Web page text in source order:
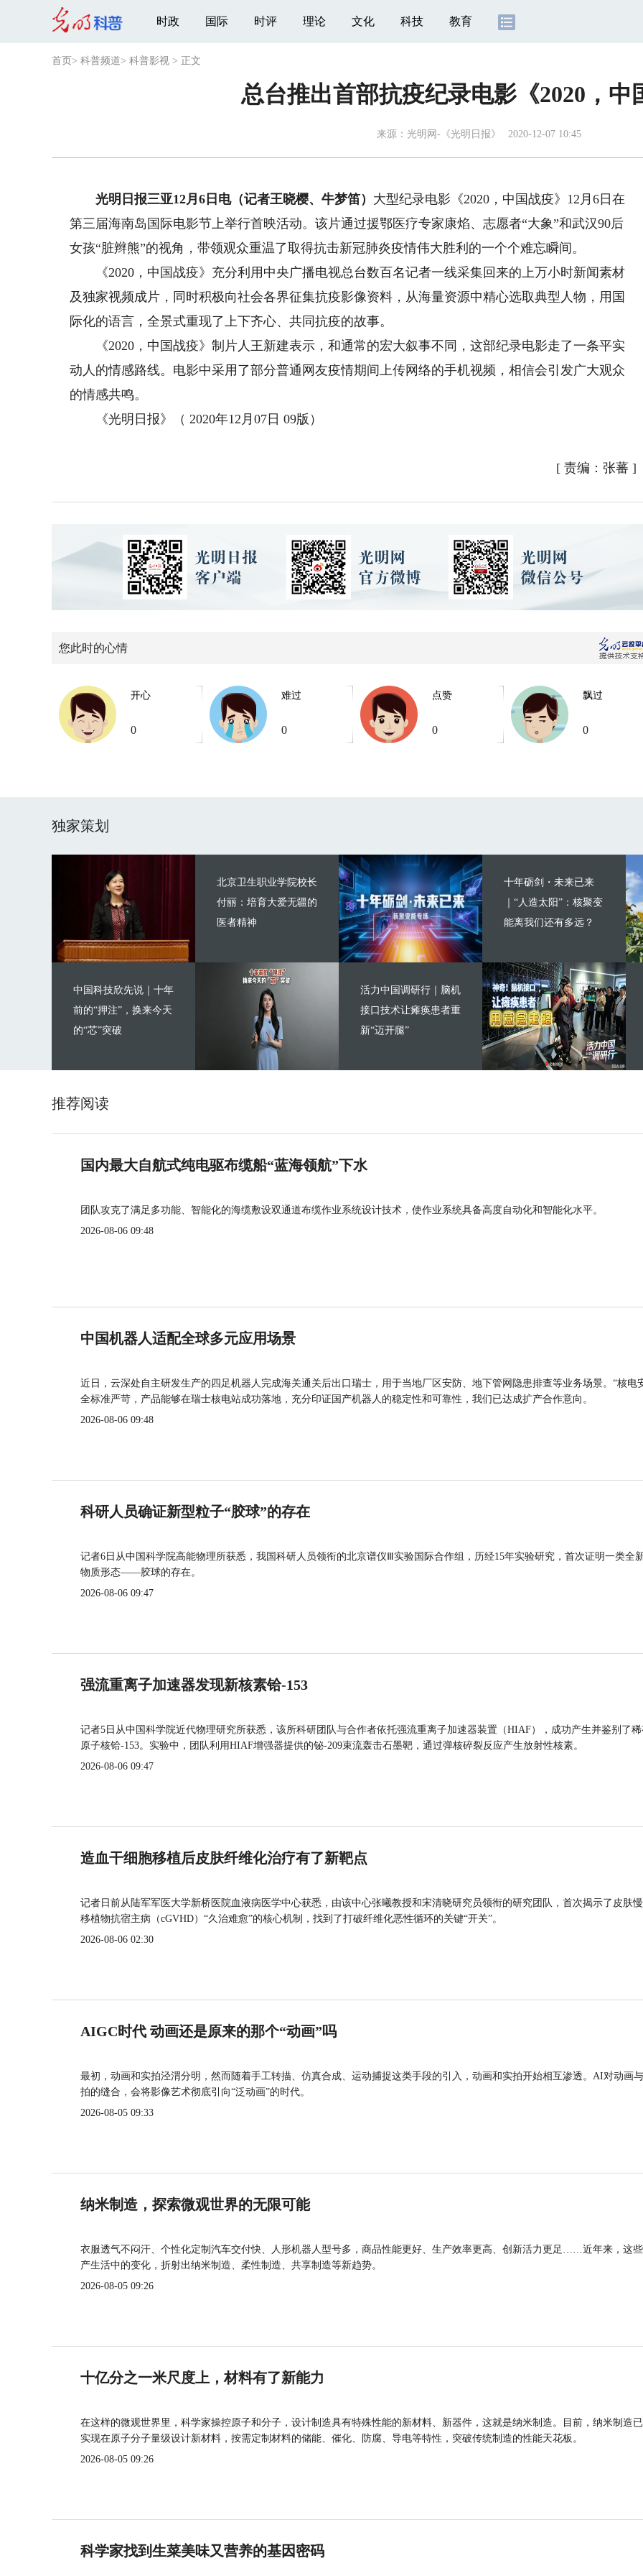
时政 国际 时评 理论 文化 科技 教育
首页 > 科普频道> 科普影视 > 正文
总台推出首部抗疫纪录电影《2020，中
来源： 光明网-《光明日报》 2020-12-07 10:45
光明日报三亚12月6日电（记者王晓樱、牛梦笛） 大型纪录电影《2020，中国战疫》12月6日在
第三届海南岛国际电影节上举行首映活动。该片通过援鄂医疗专家康焰、志愿者“大象”和武汉90后
女孩“脏辫熊”的视角，带领观众重温了取得抗击新冠肺炎疫情伟大胜利的一个个难忘瞬间。
《2020，中国战疫》充分利用中央广播电视总台数百名记者一线采集回来的上万小时新闻素材
及独家视频成片，同时积极向社会各界征集抗疫影像资料，从海量资源中精心选取典型人物，用国
际化的语言，全景式重现了上下齐心、共同抗疫的故事。
《2020，中国战疫》制片人王新建表示，和通常的宏大叙事不同，这部纪录电影走了一条平实
动人的情感路线。电影中采用了部分普通网友疫情期间上传网络的手机视频，相信会引发广大观众
的情感共鸣。
《光明日报》（ 2020年12月07日 09版）
[ 责编：张蕃 ]
您此时的心情
开心
0
难过
0
点赞
0
飘过
0
独家策划
北京卫生职业学院校长
付丽：培育大爱无疆的
医者精神
中国科技欣先说｜十年
前的“押注”，换来今天
的“芯”突破
十年砺剑・未来已来
｜“人造太阳”：核聚变
能离我们还有多远？
活力中国调研行｜脑机
接口技术让瘫痪患者重
新“迈开腿”
推荐阅读
国内最大自航式纯电驱布缆船“蓝海领航”下水
团队攻克了满足多功能、智能化的海缆敷设双通道布缆作业系统设计技术，使作业系统具备高度自动化和智能化水平。
2026-08-06 09:48
中国机器人适配全球多元应用场景
近日，云深处自主研发生产的四足机器人完成海关通关后出口瑞士，用于当地厂区安防、地下管网隐患排查等业务场景。“核电
全标准严苛，产品能够在瑞士核电站成功落地，充分印证国产机器人的稳定性和可靠性，我们已达成扩产合作意向。
2026-08-06 09:48
科研人员确证新型粒子“胶球”的存在
记者6日从中国科学院高能物理所获悉，我国科研人员领衔的北京谱仪Ⅲ实验国际合作组，历经15年实验研究，首次证明一类全
物质形态——胶球的存在。
2026-08-06 09:47
强流重离子加速器发现新核素铪-153
记者5日从中国科学院近代物理研究所获悉，该所科研团队与合作者依托强流重离子加速器装置（HIAF），成功产生并鉴别了
原子核铪-153。实验中，团队利用HIAF增强器提供的铋-209束流轰击石墨靶，通过弹核碎裂反应产生放射性核素。
2026-08-06 09:47
造血干细胞移植后皮肤纤维化治疗有了新靶点
记者日前从陆军军医大学新桥医院血液病医学中心获悉，由该中心张曦教授和宋清晓研究员领衔的研究团队，首次揭示了皮肤
移植物抗宿主病（cGVHD）“久治难愈”的核心机制，找到了打破纤维化恶性循环的关键“开关”。
2026-08-06 02:30
AIGC时代 动画还是原来的那个“动画”吗
最初，动画和实拍泾渭分明，然而随着手工转描、仿真合成、运动捕捉这类手段的引入，动画和实拍开始相互渗透。AI对动画
拍的缝合，会将影像艺术彻底引向“泛动画”的时代。
2026-08-05 09:33
纳米制造，探索微观世界的无限可能
衣服透气不闷汗、个性化定制汽车交付快、人形机器人型号多，商品性能更好、生产效率更高、创新活力更足……近年来，这
产生活中的变化，折射出纳米制造、柔性制造、共享制造等新趋势。
2026-08-05 09:26
十亿分之一米尺度上，材料有了新能力
在这样的微观世界里，科学家操控原子和分子，设计制造具有特殊性能的新材料、新器件，这就是纳米制造。目前，纳米制造
实现在原子分子量级设计新材料，按需定制材料的储能、催化、防腐、导电等特性，突破传统制造的性能天花板。
2026-08-05 09:26
科学家找到生菜美味又营养的基因密码